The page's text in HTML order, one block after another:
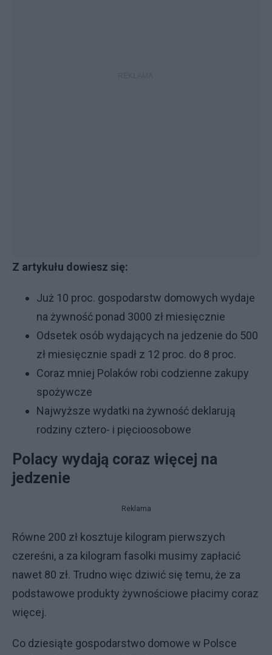
Z artykułu dowiesz się:
Już 10 proc. gospodarstw domowych wydaje
na żywność ponad 3000 zł miesięcznie
Odsetek osób wydających na jedzenie do 500
zł miesięcznie spadł z 12 proc. do 8 proc.
Coraz mniej Polaków robi codzienne zakupy
spożywcze
Najwyższe wydatki na żywność deklarują
rodziny cztero- i pięcioosobowe
Polacy wydają coraz więcej na
jedzenie
Reklama
Równe 200 zł kosztuje kilogram pierwszych
czereśni, a za kilogram fasolki musimy zapłacić
nawet 80 zł. Trudno więc dziwić się temu, że za
podstawowe produkty żywnościowe płacimy coraz
więcej.
Co dziesiąte gospodarstwo domowe w Polsce